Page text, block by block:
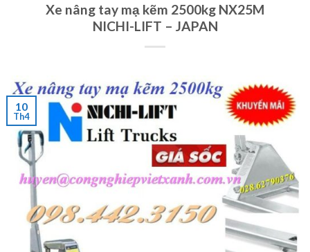
Xe nâng tay mạ kẽm 2500kg NX25M
NICHI-LIFT – JAPAN
10
Th4